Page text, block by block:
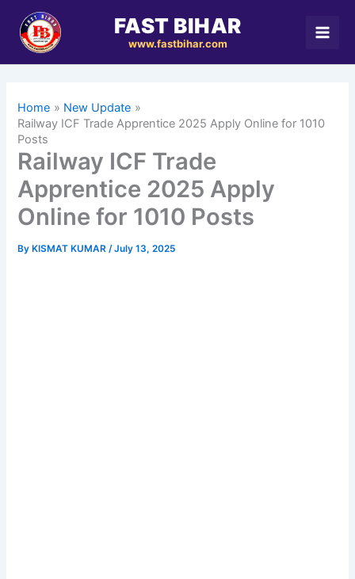
content
FAST BIHAR
www.fastbihar.com
Home
New Update
Railway ICF Trade Apprentice 2025 Apply Online for 1010
Posts
Railway ICF Trade
Apprentice 2025 Apply
Online for 1010 Posts
By KISMAT KUMAR/July 13, 2025